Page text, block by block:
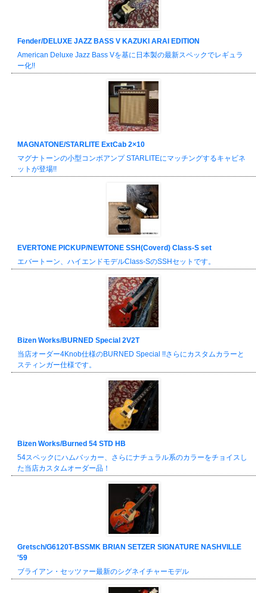
Fender/DELUXE JAZZ BASS V KAZUKI ARAI EDITION
American Deluxe Jazz Bass Vを基に日本製の最新スペックでレギュラ
ー化!!
MAGNATONE/STARLITE ExtCab 2×10
マグナトーンの小型コンボアンプ STARLITEにマッチングするキャビネ
ットが登場!!
EVERTONE PICKUP/NEWTONE SSH(Coverd) Class-S set
エバートーン、ハイエンドモデルClass-SのSSHセットです。
Bizen Works/BURNED Special 2V2T
当店オーダー4Knob仕様のBURNED Special !!さらにカスタムカラーと
スティンガー仕様です。
Bizen Works/Burned 54 STD HB
54スペックにハムバッカー、さらにナチュラル系のカラーをチョイスし
た当店カスタムオーダー品！
Gretsch/G6120T-BSSMK BRIAN SETZER SIGNATURE NASHVILLE
'59
ブライアン・セッツァー最新のシグネイチャーモデル